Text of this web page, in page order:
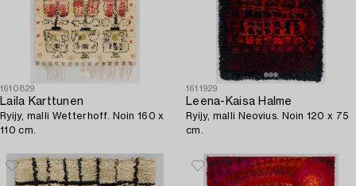
1610829
Laila Karttunen
Ryijy, malli Wetterhoff. Noin 160 x
110 cm.
1611929
Leena-Kaisa Halme
Ryijy, malli Neovius. Noin 120 x 75
cm.